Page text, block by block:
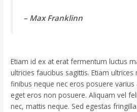
– Max Franklinn
Etiam id ex at erat fermentum luctus
ultricies faucibus sagittis. Etiam ultrices
finibus neque nec eros posuere
eget eros non posuere. Aliquam vel
nec, mattis neque. Sed egestas